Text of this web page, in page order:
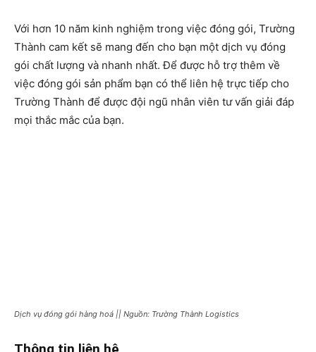
Với hơn 10 năm kinh nghiệm trong việc đóng gói, Trường
Thành cam kết sẽ mang đến cho bạn một dịch vụ đóng
gói chất lượng và nhanh nhất. Để được hỗ trợ thêm về
việc đóng gói sản phẩm bạn có thể liên hệ trực tiếp cho
Trường Thành để được đội ngũ nhân viên tư vấn giải đáp
mọi thắc mắc của bạn.
Dịch vụ đóng gói hàng hoá || Nguồn: Trường Thành Logistics
Thông tin liên hệ